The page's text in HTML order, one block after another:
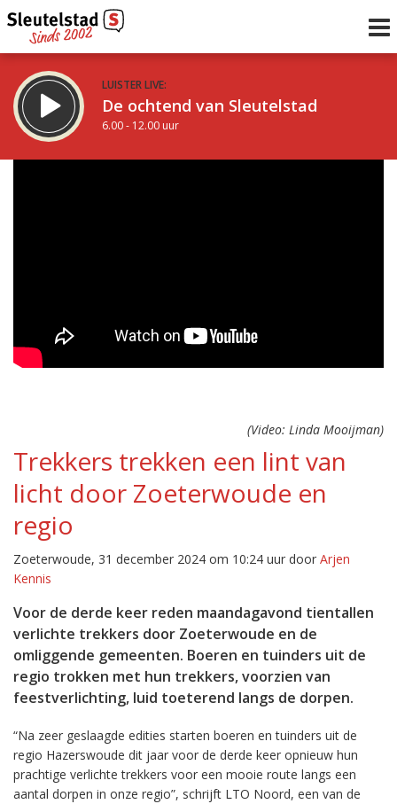
LUISTER LIVE:
De ochtend van Sleutelstad
6.00 - 12.00 uur
(Video: Linda Mooijman)
Trekkers trekken een lint van
licht door Zoeterwoude en
regio
Zoeterwoude, 31 december 2024 om 10:24 uur door Arjen
Kennis
Voor de derde keer reden maandagavond tientallen
verlichte trekkers door Zoeterwoude en de
omliggende gemeenten. Boeren en tuinders uit de
regio trokken met hun trekkers, voorzien van
feestverlichting, luid toeterend langs de dorpen.
“Na zeer geslaagde edities starten boeren en tuinders uit de
regio Hazerswoude dit jaar voor de derde keer opnieuw hun
prachtige verlichte trekkers voor een mooie route langs een
aantal dorpen in onze regio”, schrijft LTO Noord, een van de